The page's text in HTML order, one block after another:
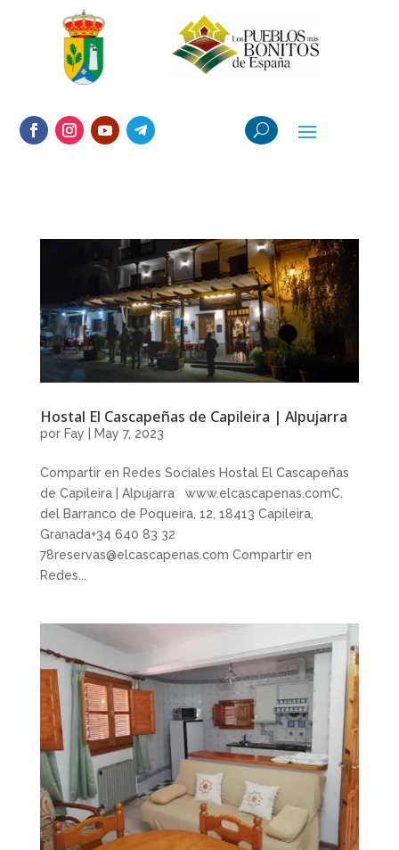
Hostal El Cascapeñas de Capileira | Alpujarra
por Fay May 7, 2023
Compartir en Redes Sociales Hostal El Cascapeñas
de Capileira | Alpujarra www.elcascapenas.comC.
del Barranco de Poqueira, 12, 18413 Capileira,
Granada+34 640 83 32
78reservas@elcascapenas.com Compartir en
Redes...